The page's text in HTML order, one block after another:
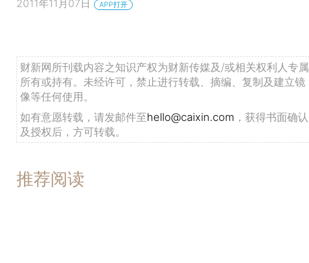
2011年11月07日 APP打开
财新网所刊载内容之知识产权为财新传媒及/或相关权利人专属
所有或持有。未经许可，禁止进行转载、摘编、复制及建立镜
像等任何使用。
如有意愿转载，请发邮件至hello@caixin.com ，获得书面确认
及授权后，方可转载。
推荐阅读